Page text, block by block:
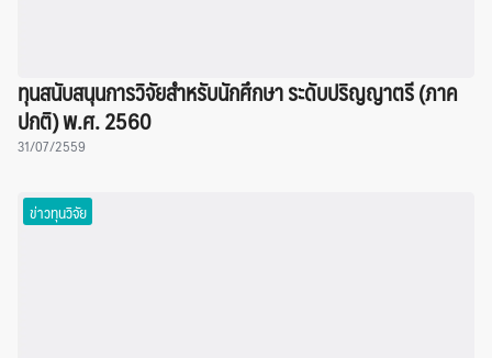
ทุนสนับสนุนการวิจัยสำหรับนักศึกษา ระดับปริญญาตรี (ภาค
ปกติ) พ.ศ. 2560
31/07/2559
ข่าวทุนวิจัย